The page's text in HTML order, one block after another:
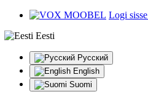
Logi sisse
Eesti
Русский
English
Suomi